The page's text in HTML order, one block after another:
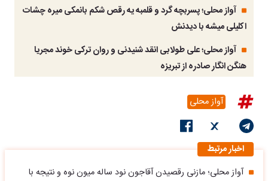
آواز محلی؛ پسربچه گرد و قلمبه یه رقص شکم بانمکی میره چشات
اکلیلی میشه با دیدنش
آواز محلی؛ علی طولابی انقد شنیدنی و روان ترکی خوند مجریا
هنگن انگار صادره از تبریزه
آواز محلی
اخبار مرتبط
آواز محلی؛ مازنی رقصیدن آقاجون نود ساله میون نوه و نتیجه با